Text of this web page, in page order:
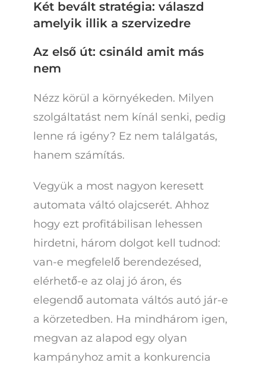
Két bevált stratégia: válaszd
amelyik illik a szervizedre
Az első út: csináld amit más
nem
Nézz körül a környékeden. Milyen
szolgáltatást nem kínál senki, pedig
lenne rá igény? Ez nem találgatás,
hanem számítás.
Vegyük a most nagyon keresett
automata váltó olajcserét. Ahhoz
hogy ezt profitábilisan lehessen
hirdetni, három dolgot kell tudnod:
van-e megfelelő berendezésed,
elérhető-e az olaj jó áron, és
elegendő automata váltós autó jár-e
a körzetedben. Ha mindhárom igen,
megvan az alapod egy olyan
kampányhoz amit a konkurencia